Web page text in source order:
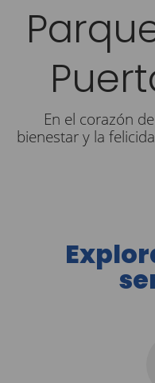
En el corazón
bienestar y la